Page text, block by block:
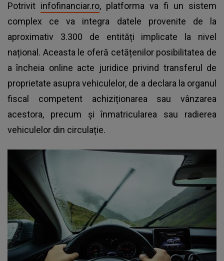
Potrivit infofinanciar.ro, platforma va fi un sistem
complex ce va integra datele provenite de la
aproximativ 3.300 de entități implicate la nivel
național. Aceasta le oferă cetățenilor posibilitatea de
a încheia online acte juridice privind transferul de
proprietate asupra vehiculelor, de a declara la organul
fiscal competent achiziționarea sau vânzarea
acestora, precum și înmatricularea sau radierea
vehiculelor din circulație.